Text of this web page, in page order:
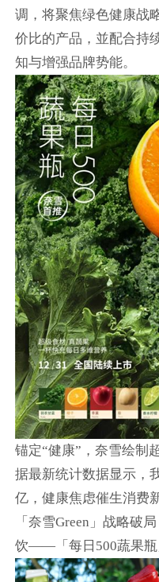
调，将聚焦绿色健康战
价比的产品，並配合持
知与增强品牌势能。
锚定“健康”，奈雪绘制
据最新统计数据显示，
亿，健康焦虑催生消费
「奈雪Green」战略破
饮——「每日500蔬果瓶